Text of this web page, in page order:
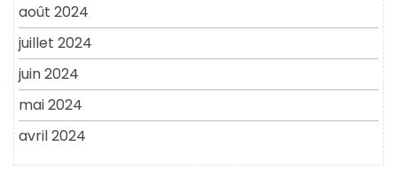
août 2024
juillet 2024
juin 2024
mai 2024
avril 2024